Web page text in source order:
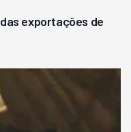
exportações de